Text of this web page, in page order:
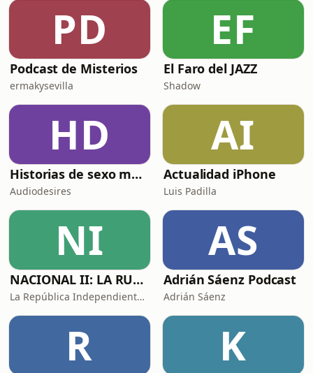
PD
Podcast de Misterios
ermakysevilla
EF
El Faro del JAZZ
Shadow
HD
Historias de sexo muy intensas y calientes
Audiodesires
AI
Actualidad iPhone
Luis Padilla
NI
NACIONAL II: LA RUTA DEL EXILIO
La República Independiente de la Radio
AS
Adrián Sáenz Podcast
Adrián Sáenz
R K